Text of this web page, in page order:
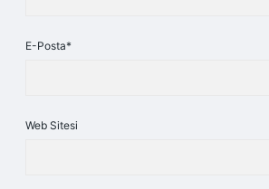
E-Posta*
Web Sitesi